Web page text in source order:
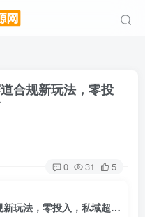
合规新玩法，零投
0 31 5
私域宝藏：大人玩具情趣赛道合规新玩法，零投入，私域超高流量成单率高